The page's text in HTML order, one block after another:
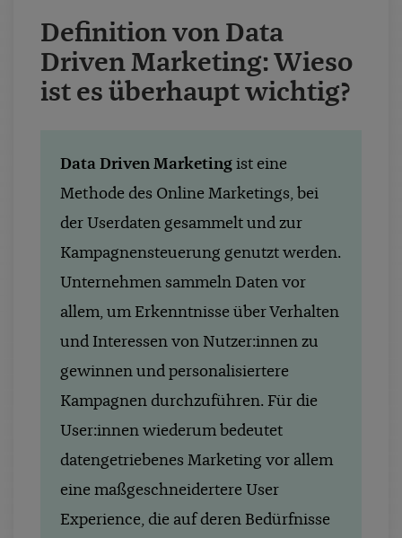
Definition von Data
Driven Marketing: Wieso
ist es überhaupt wichtig?
Data Driven Marketing ist eine
Methode des Online Marketings, bei
der Userdaten gesammelt und zur
Kampagnensteuerung genutzt werden.
Unternehmen sammeln Daten vor
allem, um Erkenntnisse über Verhalten
und Interessen von Nutzer:innen zu
gewinnen und personalisiertere
Kampagnen durchzuführen. Für die
User:innen wiederum bedeutet
datengetriebenes Marketing vor allem
eine maßgeschneidertere User
Experience, die auf deren Bedürfnisse